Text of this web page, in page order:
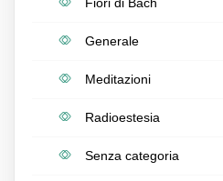
Generale
Meditazioni
Radioestesia
Senza categoria